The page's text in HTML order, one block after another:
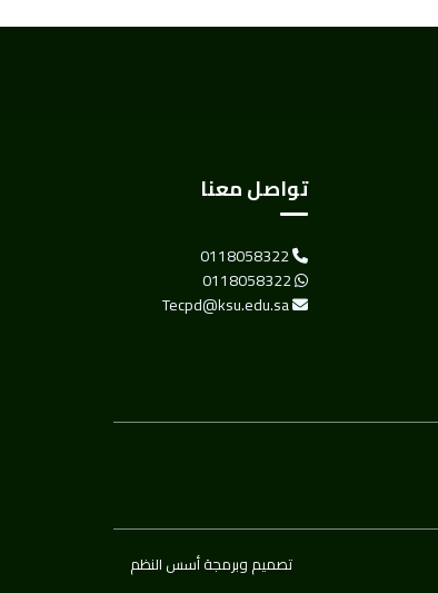
تواصل معنا
تصميم وبرمجة أسس النظم